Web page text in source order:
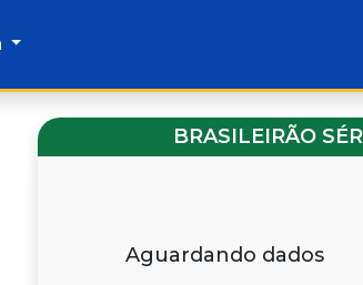
BRASILEIRÃO
Aguardando dados